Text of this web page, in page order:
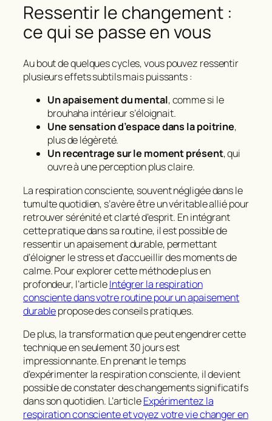
Ressentir le changement :
ce qui se passe en vous
Au bout de quelques cycles, vous pouvez ressentir
plusieurs effets subtils mais puissants :
Un apaisement du mental, comme si le
brouhaha intérieur s’éloignait.
Une sensation d’espace dans la poitrine,
plus de légèreté.
Un recentrage sur le moment présent, qui
ouvre à une perception plus claire.
La respiration consciente, souvent négligée dans le
tumulte quotidien, s’avère être un véritable allié pour
retrouver sérénité et clarté d’esprit. En intégrant
cette pratique dans sa routine, il est possible de
ressentir un apaisement durable, permettant
d’éloigner le stress et d’accueillir des moments de
calme. Pour explorer cette méthode plus en
profondeur, l’articleIntégrer la respiration
consciente dans votre routine pour un apaisement
durablepropose des conseils pratiques.
De plus, la transformation que peut engendrer cette
technique en seulement 30 jours est
impressionnante. En prenant le temps
d’expérimenter la respiration consciente, il devient
possible de constater des changements significatifs
dans son quotidien. L’articleExpérimentez la
respiration consciente et voyez votre vie changer en